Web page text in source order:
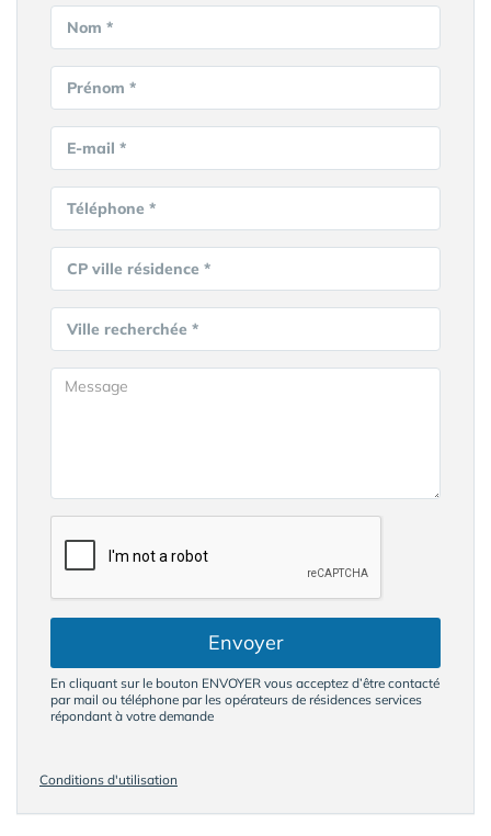
Nom *
Prénom *
E-mail *
Téléphone *
CP ville résidence *
Ville recherchée *
Envoyer
En cliquant sur le bouton ENVOYER vous acceptez d’être contacté
par mail ou téléphone par les opérateurs de résidences services
répondant à votre demande
Conditions d'utilisation